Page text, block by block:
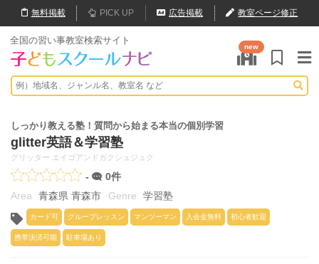
無料掲載 PICK UP 広告掲載 教室ページ修正
全国の習い事教室検索サイト
new
しっかり教える塾！質問から始まる本当の個別学習
glitter英語＆学習塾
グリッター エイゴアンドガクシュジュク
-
0件
青森県 青森市
学習塾
カード可 グループレッスン マンツーマン 入会金無料 初心者歓迎
携帯決済可能 駐車場あり